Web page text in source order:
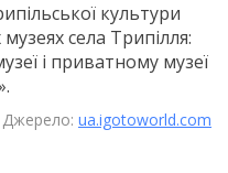
культури
села Трипілля:
і приватному музеї
Джерело: ua.igotoworld.com